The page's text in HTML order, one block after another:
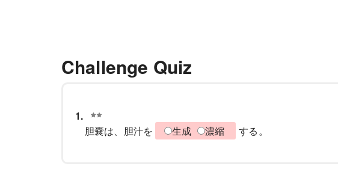
Challenge Quiz
1.
胆嚢は、胆汁を
生成 濃縮 する。